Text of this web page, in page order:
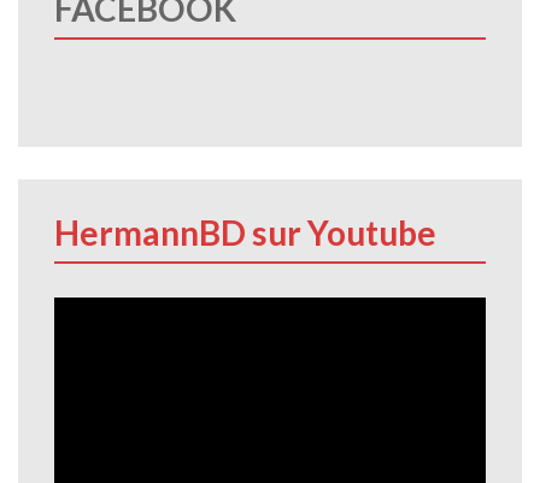
HermannBD sur Youtube